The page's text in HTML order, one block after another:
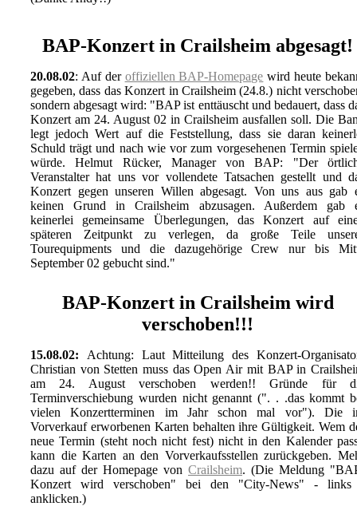
BAP-Konzert in Crailsheim abgesagt!
20.08.02: Auf der offiziellen BAP-Homepage wird heute
gegeben, dass das Konzert in Crailsheim (24.8.) nicht
sondern abgesagt wird: "BAP ist enttäuscht und bedauert, dass
Konzert am 24. August 02 in Crailsheim ausfallen soll. Die
legt jedoch Wert auf die Feststellung, dass sie daran
Schuld trägt und nach wie vor zum vorgesehenen Termin
würde. Helmut Rücker, Manager von BAP: "Der
Veranstalter hat uns vor vollendete Tatsachen gestellt und
Konzert gegen unseren Willen abgesagt. Von uns aus gab
keinen Grund in Crailsheim abzusagen. Außerdem gab
keinerlei gemeinsame Überlegungen, das Konzert auf
späteren Zeitpunkt zu verlegen, da große Teile
Tourequipments und die dazugehörige Crew nur bis
September 02 gebucht sind."
BAP-Konzert in Crailsheim wird
verschoben!!!
15.08.02: Achtung: Laut Mitteilung des Konzert-
Christian von Stetten muss das Open Air mit BAP in
am 24. August verschoben werden!! Gründe für
Terminverschiebung wurden nicht genannt (". . .das kommt
vielen Konzertterminen im Jahr schon mal vor"). Die
Vorverkauf erworbenen Karten behalten ihre Gültigkeit. Wem
neue Termin (steht noch nicht fest) nicht in den Kalender
kann die Karten an den Vorverkaufsstellen zurückgeben.
dazu auf der Homepage von Crailsheim. (Die Meldung
Konzert wird verschoben" bei den "City-News" -
anklicken.)